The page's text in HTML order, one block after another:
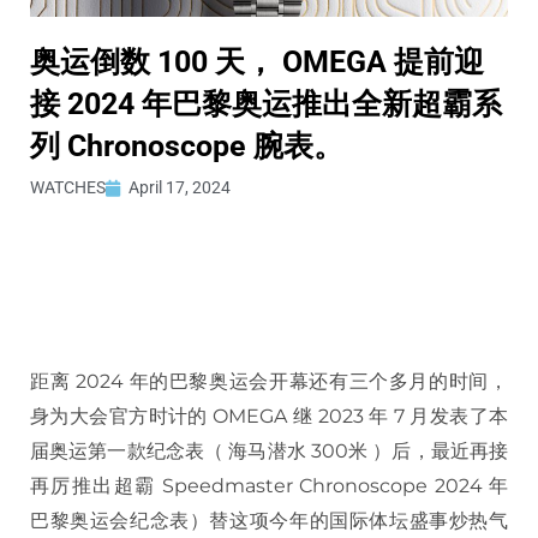
奥运倒数 100 天， OMEGA 提前迎
接 2024 年巴黎奥运推出全新超霸系
列 Chronoscope 腕表。
WATCHES April 17, 2024
距离 2024 年的巴黎奥运会开幕还有三个多月的时间，
身为大会官方时计的 OMEGA 继 2023 年 7 月发表了本
届奥运第一款纪念表（ 海马潜水 300米 ）后，最近再接
再厉推出超霸 Speedmaster Chronoscope 2024 年
巴黎奥运会纪念表）替这项今年的国际体坛盛事炒热气